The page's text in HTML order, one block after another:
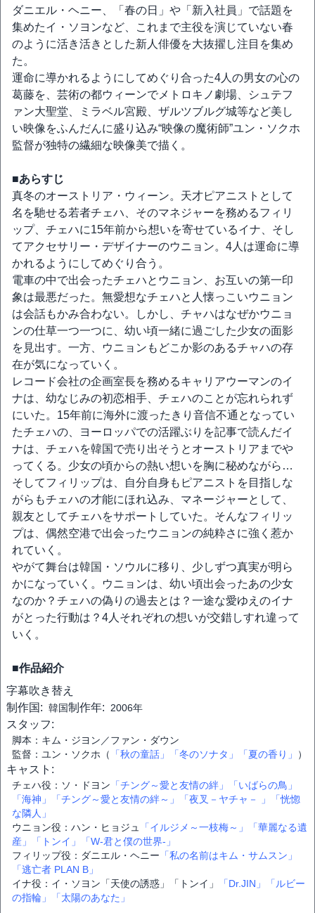
ダニエル・ヘニー、「春の日」や「新入社員」で話題を
集めたイ・ソヨンなど、これまで主役を演じていない春
のように活き活きとした新人俳優を大抜擢し注目を集め
た。
運命に導かれるようにしてめぐり合った4人の男女の心の
葛藤を、芸術の都ウィーンでメトロキノ劇場、シュテフ
ァン大聖堂、ミラベル宮殿、ザルツブルグ城等など美し
い映像をふんだんに盛り込み“映像の魔術師”ユン・ソクホ
監督が独特の繊細な映像美で描く。
■あらすじ
真冬のオーストリア・ウィーン。天才ピアニストとして
名を馳せる若者チェハ、そのマネジャーを務めるフィリ
ップ、チェハに15年前から想いを寄せているイナ、そし
てアクセサリー・デザイナーのウニョン。4人は運命に導
かれるようにしてめぐり合う。
電車の中で出会ったチェハとウニョン、お互いの第一印
象は最悪だった。無愛想なチェハと人懐っこいウニョン
は会話もかみ合わない。しかし、チャハはなぜかウニョ
ンの仕草一つ一つに、幼い頃一緒に過ごした少女の面影
を見出す。一方、ウニョンもどこか影のあるチャハの存
在が気になっていく。
レコード会社の企画室長を務めるキャリアウーマンのイ
ナは、幼なじみの初恋相手、チェハのことが忘れられず
にいた。15年前に海外に渡ったきり音信不通となってい
たチェハの、ヨーロッパでの活躍ぶりを記事で読んだイ
ナは、チェハを韓国で売り出そうとオーストリアまでや
ってくる。少女の頃からの熱い想いを胸に秘めながら…
そしてフィリップは、自分自身もピアニストを目指しな
がらもチェハの才能にほれ込み、マネージャーとして、
親友としてチェハをサポートしていた。そんなフィリッ
プは、偶然空港で出会ったウニョンの純粋さに強く惹か
れていく。
やがて舞台は韓国・ソウルに移り、少しずつ真実が明ら
かになっていく。ウニョンは、幼い頃出会ったあの少女
なのか？チェハの偽りの過去とは？一途な愛ゆえのイナ
がとった行動は？4人それぞれの想いが交錯しすれ違って
いく。
■作品紹介
字幕吹き替え
制作国: 韓国制作年: 2006年
スタッフ:
脚本：キム・ジヨン／ファン・ダウン
監督：ユン・ソクホ（
「秋の童話」 「冬のソナタ」 「夏の香り」 ）
キャスト:
チェハ役：ソ・ドヨン 「チング～愛と友情の絆」
「いばらの鳥」
「海神」
「チング～愛と友情の絆～」 「夜叉－ヤチャ－ 」
「恍惚
な隣人」
ウニョン役：ハン・ヒョジュ
「イルジメ～一枝梅～」
「華麗なる遺
産」
「トンイ」
「W-君と僕の世界-」
フィリップ役：ダニエル・ヘニー 「私の名前はキム・サムスン」
「逃亡者 PLAN B」
イナ役：イ・ソヨン「天使の誘惑」「トンイ」
「Dr.JIN」
「ルビー
の指輪」
「太陽のあなた」